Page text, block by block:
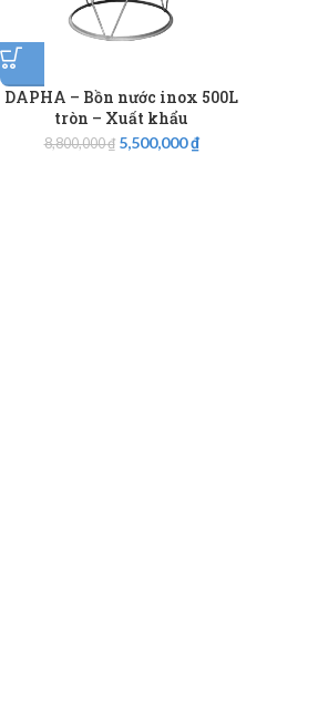
DAPHA – Bồn nước inox 500L
tròn – Xuất khẩu
8,800,000₫ 5,500,000₫